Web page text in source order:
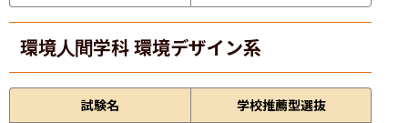
環境人間学科 環境デザイン系
試験名
学校推薦型選抜